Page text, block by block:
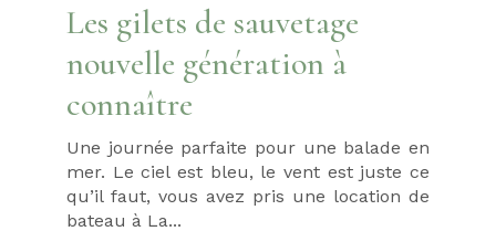
Quels sont les
critères pour bien
appareils
électroménagers ?
Les gilets de sauvetage
nouvelle génération à
connaître
Une journée parfaite pour une balade en
mer. Le ciel est bleu, le vent est juste ce
qu’il faut, vous avez pris une location de
bateau à La...